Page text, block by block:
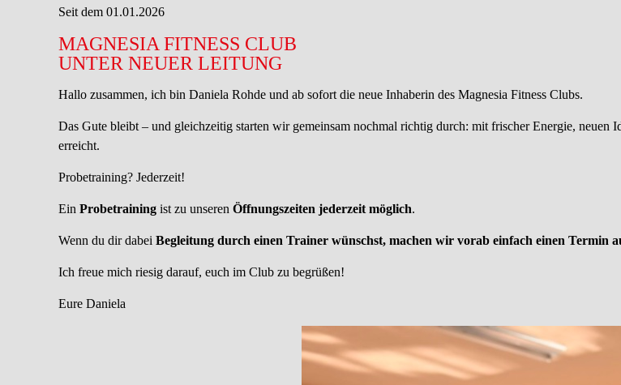
Seit dem 01.01.2026
MAGNESIA FITNESS CLUB
UNTER NEUER LEITUNG
Hallo zusammen, ich bin Daniela Rohde und ab sofort die neue Inhaberin des Magnesia Fitness Clubs.
Das Gute bleibt – und gleichzeitig starten wir gemeinsam nochmal richtig durch: mit frischer Energie, neuen
erreicht.
Probetraining? Jederzeit!
Ein Probetraining ist zu unseren Öffnungszeiten jederzeit möglich.
Wenn du dir dabei Begleitung durch einen Trainer wünschst, machen wir vorab einfach einen Termin
Ich freue mich riesig darauf, euch im Club zu begrüßen!
Eure Daniela